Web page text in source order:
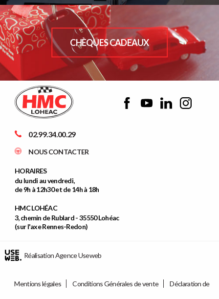
CHÈQUES CADEAUX
02.99.34.00.29
NOUS CONTACTER
HORAIRES
du lundi au vendredi,
de 9h à 12h30 et de 14h à 18h
HMC LOHÉAC
3, chemin de Rublard - 35550 Lohéac
(sur l'axe Rennes-Redon)
Réalisation Agence Useweb
Mentions légales Conditions Générales de vente Déclaration de